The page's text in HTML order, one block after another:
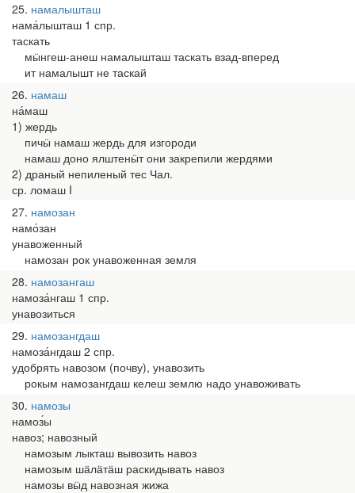
25 намалышташ
нама́лышташ 1 спр.
таскать
мӹнгеш-анеш намалышташ таскать взад-вперед
ит намалышт не таскай
26 намаш
на́маш
1) жердь
пичӹ намаш жердь для изгороди
намаш доно ялштенӹт они закрепили жердями
2) драный непиленый тес Чал.
ср. ломаш I
27 намозан
намо́зан
унавоженный
намозан рок унавоженная земля
28 намозангаш
намоза́нгаш 1 спр.
унавозиться
29 намозангдаш
намоза́нгдаш 2 спр.
удобрять навозом (почву), унавозить
рокым намозангдаш келеш землю надо унавоживать
30 намозы
намоз́ы
навоз; навозный
намозым лыкташ вывозить навоз
намозым шӓлӓтӓш раскидывать навоз
намозы вӹд навозная жижа